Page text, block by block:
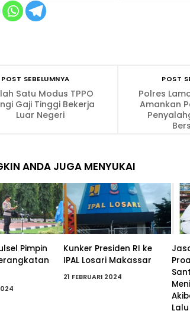
POST
Polres
Amankan
POST SEBELUMNYA
Satu Modus TPPO
Gaji Tinggi Bekerja
Luar Negeri
ANDA JUGA MENYUKAI
Pimpin
Kunker Presiden RI ke
IPAL Losari Makassar
21 FEBRUARI 2024